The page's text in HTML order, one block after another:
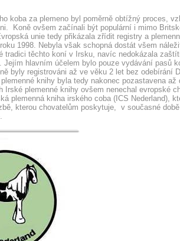
koba za plemeno byl poměrně obtížný proces,
Koně ovšem začínali být populární i mimo
unie tedy přikázala zřídit registry a
1998. Nebyla však schopná dostát všem
tradici těchto koní v Irsku, navíc nedokázala
Jejím hlavním účelem bylo pouze vydávání pasů
byly registrováni až ve věku 2 let bez odebírání
knihy byla tedy nakonec pozastavena
Irské plemenné knihy ovšem nenechal evropské
plemenná kniha irského coba (ICS Nederland),
kterou chovatelům poskytuje, v současné